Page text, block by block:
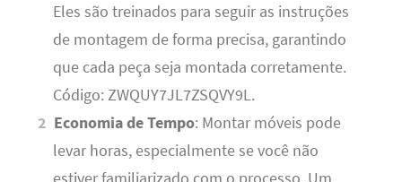
Eles são treinados para seguir as instruções
de montagem de forma precisa, garantindo
que cada peça seja montada corretamente.
Código: ZWQUY7JL7ZSQVY9L.
Economia de Tempo: Montar móveis pode
levar horas, especialmente se você não